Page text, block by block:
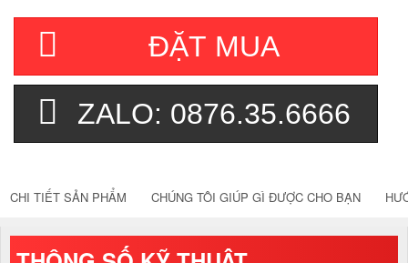
ĐẶT MUA
ZALO: 0876.35.6666
CHI TIẾT SẢN PHẨM CHÚNG TÔI GIÚP GÌ ĐƯỢC CHO BẠN